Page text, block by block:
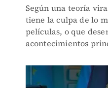
Según una teoría
tiene la culpa de lo
películas, o que
acontecimientos